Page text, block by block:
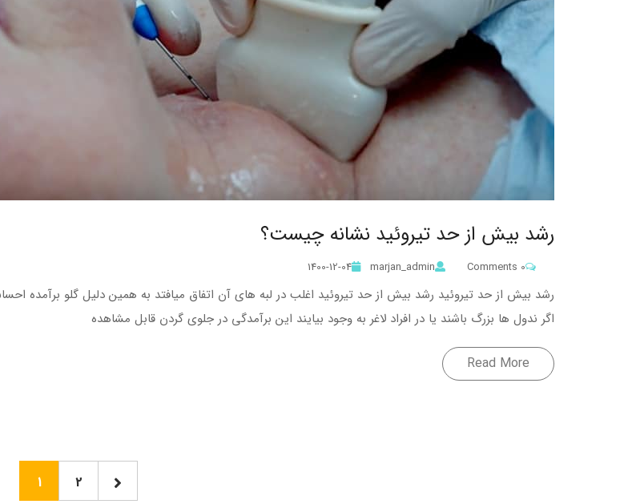
رشد بیش از حد تیروئید نشانه چیست؟
0 Comments
marjan_admin
1400-12-04
رشد بیش از حد تیروئید رشد بیش از حد تیروئید اغلب در لبه های آن اتفاق میافتد به همین دلیل گلو برآمده
اگر ندول ها بزرگ باشند یا در افراد لاغر به وجود بیایند این برآمدگی در جلوی گردن قابل مشاهده
Read More
1 2